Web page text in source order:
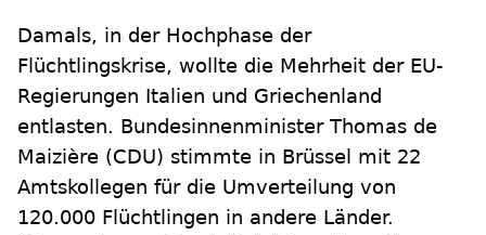
Damals, in der Hochphase der
Flüchtlingskrise, wollte die Mehrheit der EU-
Regierungen Italien und Griechenland
entlasten. Bundesinnenminister Thomas de
Maizière (CDU) stimmte in Brüssel mit 22
Amtskollegen für die Umverteilung von
120.000 Flüchtlingen in andere Länder.